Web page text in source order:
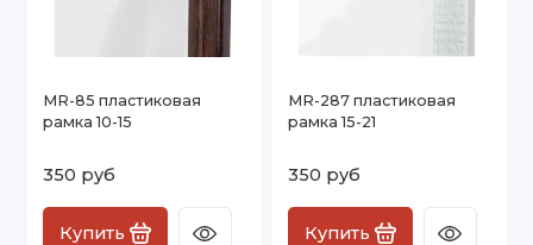
MR-85 пластиковая
рамка 10-15
350 руб
Купить
MR-287 пластиковая
рамка 15-21
350 руб
Купить